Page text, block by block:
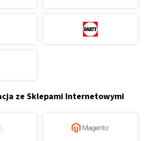
ze Sklepami Internetowymi